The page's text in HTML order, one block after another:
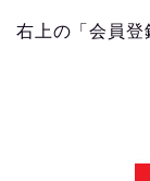
右上の「会員登